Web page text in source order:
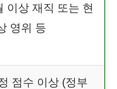
이상 재직 또는 현
영위 등
점수 이상 (정부